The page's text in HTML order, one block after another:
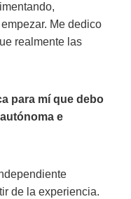
Me dedico
realmente las
para mí que debo
e
de la experiencia.